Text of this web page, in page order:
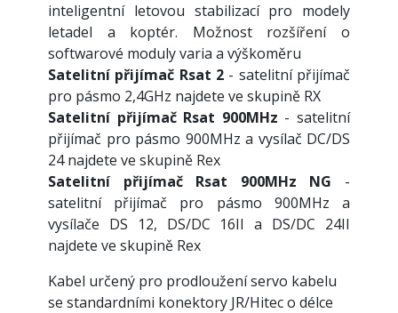
inteligentní letovou stabilizací pro modely
letadel a koptér. Možnost rozšíření o
softwarové moduly varia a výškoměru
Satelitní přijímač Rsat 2 - satelitní přijímač
pro pásmo 2,4GHz najdete ve skupině RX
Satelitní přijímač Rsat 900MHz - satelitní
přijímač pro pásmo 900MHz a vysílač DC/DS
24 najdete ve skupině Rex
Satelitní přijímač Rsat 900MHz NG -
satelitní přijímač pro pásmo 900MHz a
vysílače DS 12, DS/DC 16II a DS/DC 24II
najdete ve skupině Rex
Kabel určený pro prodloužení servo kabelu
se standardními konektory JR/Hitec o délce